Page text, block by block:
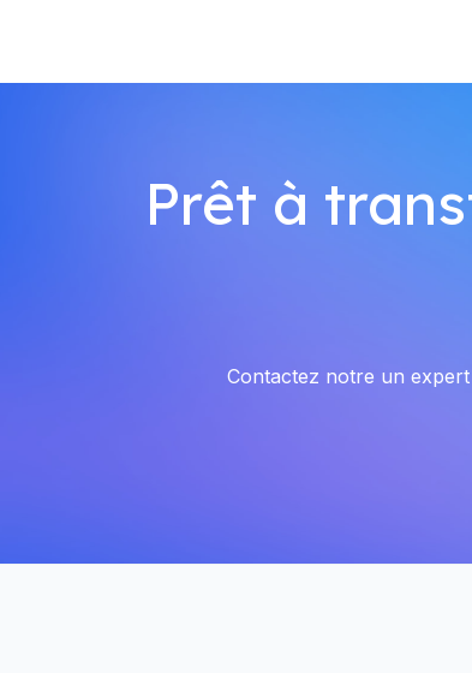
Prêt à
Contactez notre un